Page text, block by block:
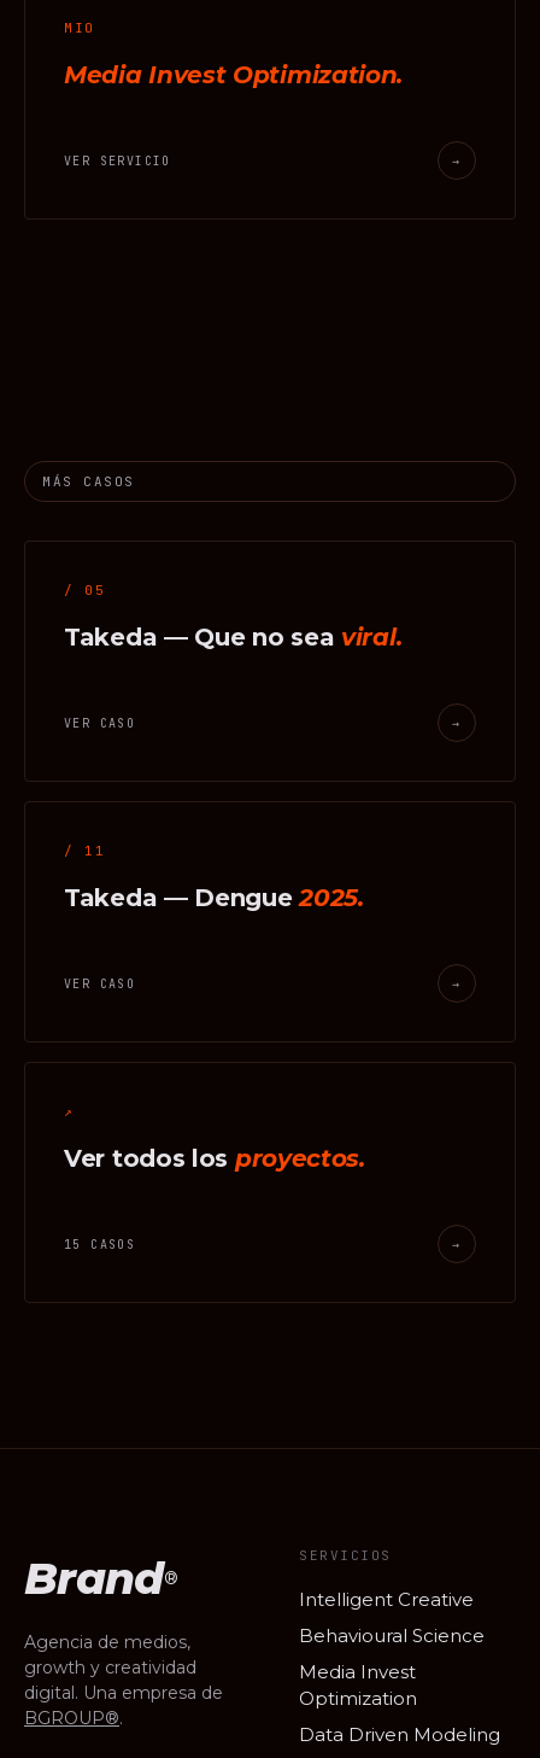
MIO
Media Invest Optimization.
VER SERVICIO →
MÁS CASOS
/ 05
Takeda — Que no sea viral.
VER CASO →
/ 11
Takeda — Dengue2025.
VER CASO →
↗
Ver todos los proyectos.
15 CASOS →
Brand®
Agencia de medios,
growth y creatividad
digital. Una empresa de
BGROUP®.
SERVICIOS
Intelligent Creative
Behavioural Science
Media Invest
Optimization
Data Driven Modeling